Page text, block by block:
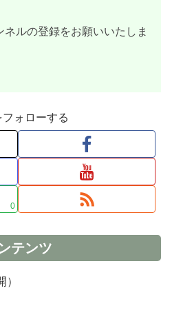
ネルの登録をお願いいたしま
ォローする
0
テンツ